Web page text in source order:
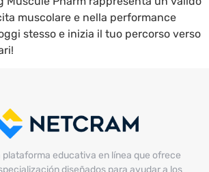
muscolare e nella performance
stesso e inizia il tuo percorso verso
plataforma educativa en línea que ofrece